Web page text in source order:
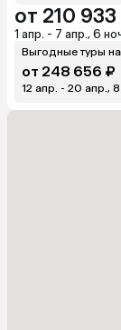
от 210
1 апр. - 7 апр., 6
Выгодные туры
от 248 656 ₽
12 апр. - 20 апр., 8